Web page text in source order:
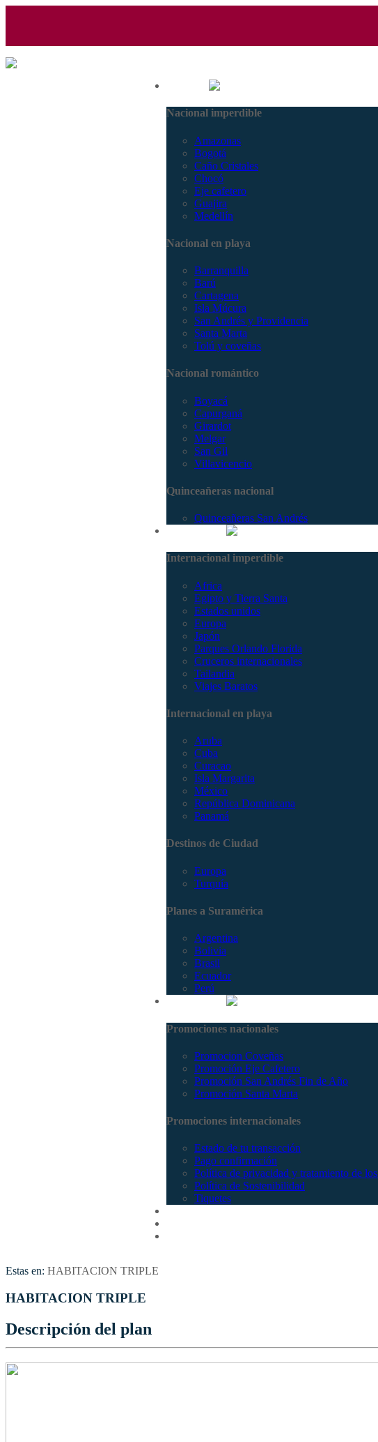
Nacional imperdible
Amazonas
Bogotá
Caño Cristales
Chocó
Eje cafetero
Guajira
Medellín
Nacional en playa
Barranquilla
Barú
Cartagena
Isla Múcura
San Andrés y Providencia
Santa Marta
Tolú y coveñas
Nacional romántico
Boyacá
Capurganá
Girardot
Melgar
San Gil
Villavicencio
Quinceañeras nacional
Quinceañeras San Andrés
Internacional imperdible
Africa
Egipto y Tierra Santa
Estados unidos
Europa
Japón
Parques Orlando Florida
Cruceros internacionales
Tailandia
Viajes Baratos
Internacional en playa
Aruba
Cuba
Curacao
Isla Margarita
México
República Dominicana
Panamá
Destinos de Ciudad
Europa
Turquía
Planes a Suramérica
Argentina
Bolivia
Brasil
Ecuador
Perú
Promociones nacionales
Promocion Coveñas
Promoción Eje Cafetero
Promoción San Andrés Fin de Año
Promoción Santa Marta
Promociones internacionales
Estado de tu transacción
Pago confirmación
Política de privacidad y tratamiento de
Política de Sostenibilidad
Tiquetes
Estas en: HABITACION TRIPLE
HABITACION TRIPLE
Descripción del plan